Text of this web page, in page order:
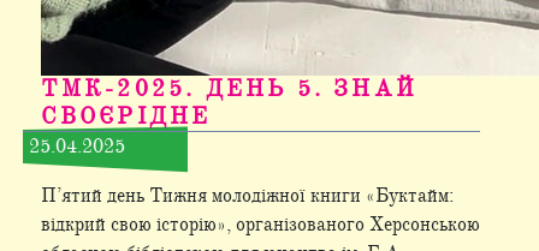
ТМК-2025. ДЕНЬ 5. ЗНАЙ
СВОЄРІДНЕ
25.04.2025
П’ятий день Тижня молодіжної книги «Буктайм:
відкрий свою історію», організованого Херсонською